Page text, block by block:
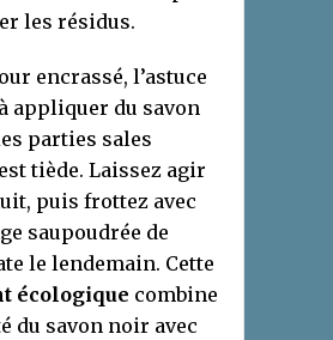
les résidus.
encrassé, l’astuce
appliquer du savon
parties sales
tiède. Laissez agir
puis frottez avec
saupoudrée de
le lendemain. Cette
écologique combine
du savon noir avec